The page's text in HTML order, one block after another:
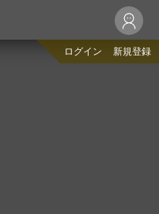
ログイン 新規登録